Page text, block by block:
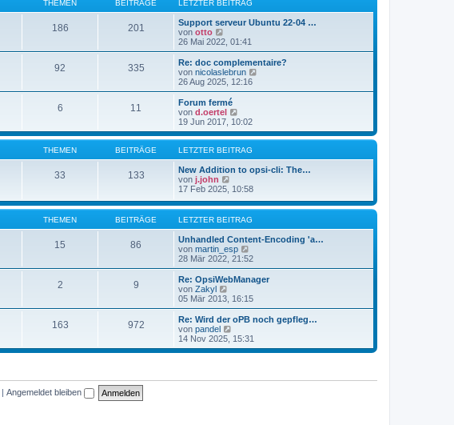
a
e
i
r
s
t
e
B
e
i
t
r
THEMEN BEITRÄGE LETZTER BEITRAG
186 201
Support serveur Ubuntu 22-04 …
von otto
e
u
e
s
t
e
B
e
t
r
a
g
26 Mai 2022, 01:41
92 335
Re: doc complementaire?
von nicolaslebrun
u
r
e
i
g
26 Aug 2025, 12:16
6 11
Forum fermé
von d.oertel
e
u
e
s
t
e
B
i
t
a
g
19 Jun 2017, 10:02
THEMEN BEITRÄGE LETZTER BEITRAG
33 133
New Addition to opsi-cli: The…
von j.john
e
e
s
e
r
B
e
t
r
a
g
17 Feb 2025, 10:58
THEMEN BEITRÄGE LETZTER BEITRAG
15 86
Unhandled Content-Encoding 'a…
von martin_esp
e
u
e
t
B
e
i
t
g
28 Mär 2022, 21:52
2 9
Re: OpsiWebManager
von Zakyl
e
u
e
s
t
e
r
i
05 Mär 2013, 16:15
163 972
Re: Wird der oPB noch gepfleg…
von pandel
e
u
14 Nov 2025, 15:31
| Angemeldet bleiben